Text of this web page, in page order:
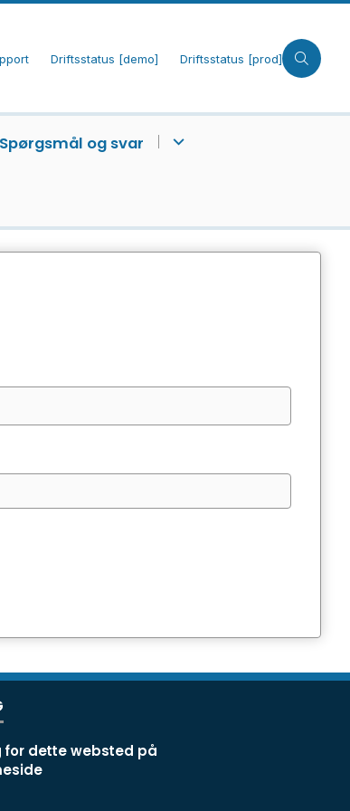
Driftsstatus [demo] Driftsstatus [prod]
Spørgsmål og svar
dette websted på